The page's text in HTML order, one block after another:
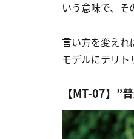
いう意味で、そ
言い方を変え
モデルにテリト
【MT-07】”